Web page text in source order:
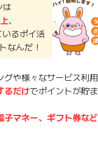
は
、
るポイ活
なんだ！
グや様々なサービス利用
るだけでポイントが貯ま
子マネー、ギフト券など